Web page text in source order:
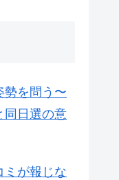
勢を問う〜
同日選の意
ミが報じな